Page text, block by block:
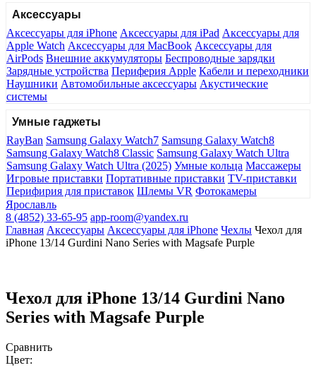
Аксессуары
Аксессуары для iPhone Аксессуары для iPad Аксессуары для
Apple Watch Аксессуары для MacBook Аксессуары для
AirPods Внешние аккумуляторы Беспроводные зарядки
Зарядные устройства Периферия Apple Кабели и переходники
Наушники Автомобильные аксессуары Акустические
системы
Умные гаджеты
RayBan Samsung Galaxy Watch7 Samsung Galaxy Watch8
Samsung Galaxy Watch8 Classic Samsung Galaxy Watch Ultra
Samsung Galaxy Watch Ultra (2025) Умные кольца Массажеры
Игровые приставки Портативные приставки TV-приставки
Перифирия для приставок Шлемы VR Фотокамеры
Ярославль
8 (4852) 33-65-95 app-room@yandex.ru
Главная Аксессуары Аксессуары для iPhone Чехлы Чехол для
iPhone 13/14 Gurdini Nano Series with Magsafe Purple
Чехол для iPhone 13/14 Gurdini Nano
Series with Magsafe Purple
Сравнить
Цвет: